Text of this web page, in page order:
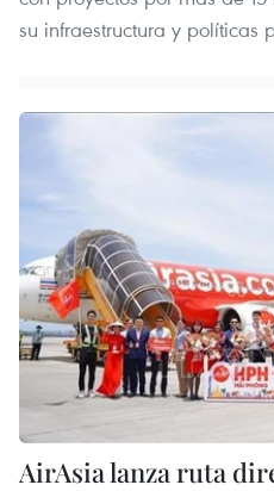
su infraestructura y políticas
AirAsia lanza ruta